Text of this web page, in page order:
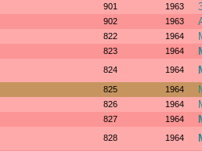
901 1963
902 1963
822 1964
823 1964
824 1964
825 1964
826 1964
827 1964
828 1964